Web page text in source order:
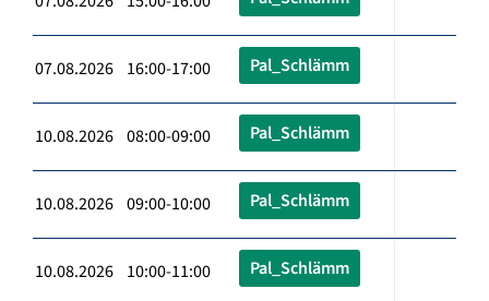
07.08.2026 16:00-17:00 Pal_Schlämm
10.08.2026 08:00-09:00 Pal_Schlämm
10.08.2026 09:00-10:00 Pal_Schlämm
10.08.2026 10:00-11:00 Pal_Schlämm